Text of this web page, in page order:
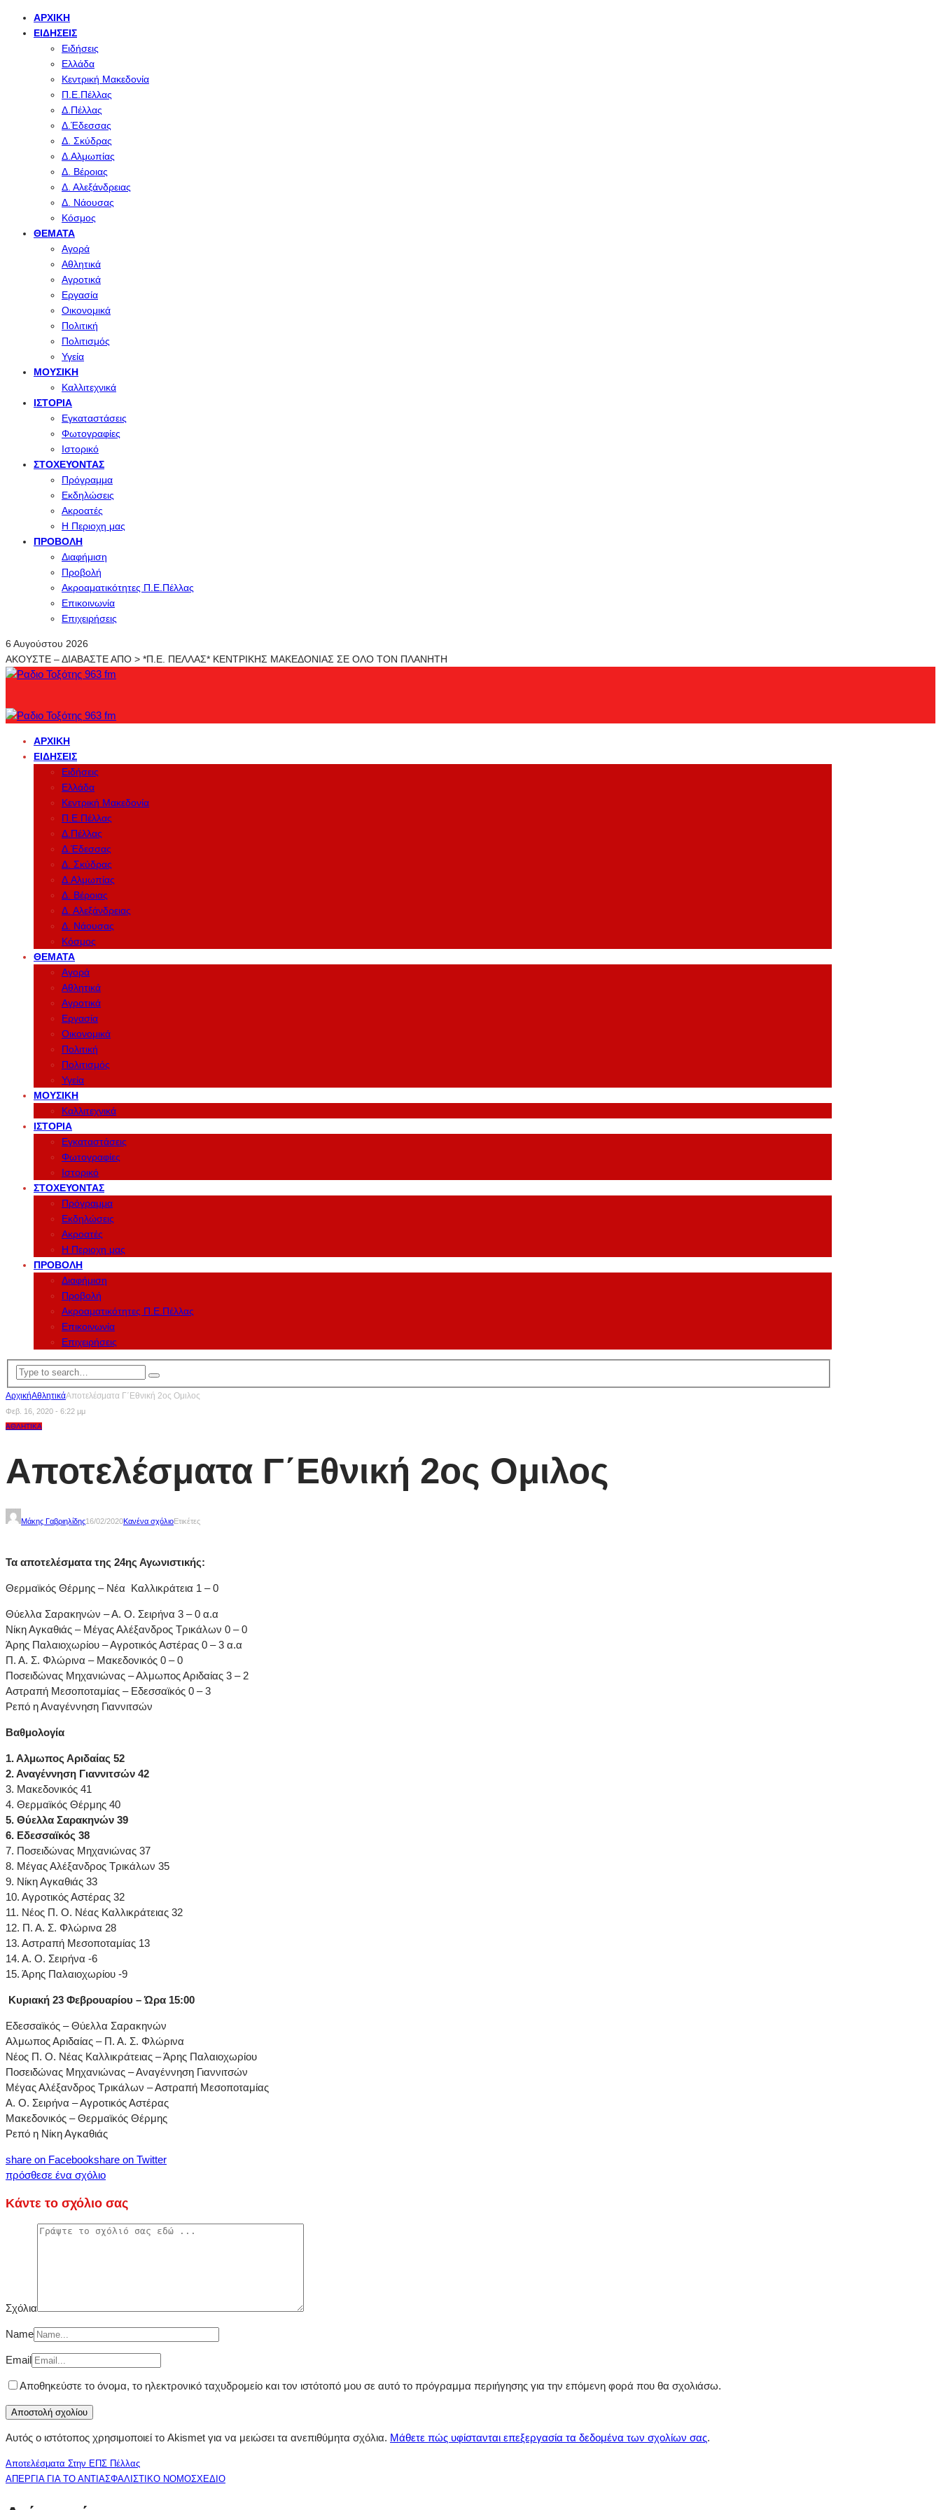
ΑΡΧΙΚΉ
ΕΙΔΉΣΕΙΣ
Ειδήσεις
Ελλάδα
Κεντρική Μακεδονία
Π.Ε.Πέλλας
Δ.Πέλλας
Δ.Έδεσσας
Δ. Σκύδρας
Δ.Αλμωπίας
Δ. Βέροιας
Δ. Αλεξάνδρειας
Δ. Νάουσας
Κόσμος
ΘΈΜΑΤΑ
Αγορά
Αθλητικά
Αγροτικά
Εργασία
Οικονομικά
Πολιτική
Πολιτισμός
Υγεία
ΜΟΥΣΙΚΉ
Καλλιτεχνικά
ΙΣΤΟΡΊΑ
Εγκαταστάσεις
Φωτογραφίες
Ιστορικό
ΣΤΟΧΕΎΟΝΤΑΣ
Πρόγραμμα
Εκδηλώσεις
Ακροατές
Η Περιοχη μας
ΠΡΟΒΟΛΉ
Διαφήμιση
Προβολή
Ακροαματικότητες Π.Ε.Πέλλας
Επικοινωνία
Επιχειρήσεις
6 Αυγούστου 2026
ΑΚΟΥΣΤΕ – ΔΙΑΒΑΣΤΕ ΑΠΟ > *Π.Ε. ΠΕΛΛΑΣ* ΚΕΝΤΡΙΚΗΣ ΜΑΚΕΔΟΝΙΑΣ ΣΕ ΟΛΟ ΤΟΝ ΠΛΑΝΗΤΗ
ΑΡΧΙΚΉ
ΕΙΔΉΣΕΙΣ
Ειδήσεις
Ελλάδα
Κεντρική Μακεδονία
Π.Ε.Πέλλας
Δ.Πέλλας
Δ.Έδεσσας
Δ. Σκύδρας
Δ.Αλμωπίας
Δ. Βέροιας
Δ. Αλεξάνδρειας
Δ. Νάουσας
Κόσμος
ΘΈΜΑΤΑ
Αγορά
Αθλητικά
Αγροτικά
Εργασία
Οικονομικά
Πολιτική
Πολιτισμός
Υγεία
ΜΟΥΣΙΚΉ
Καλλιτεχνικά
ΙΣΤΟΡΊΑ
Εγκαταστάσεις
Φωτογραφίες
Ιστορικό
ΣΤΟΧΕΎΟΝΤΑΣ
Πρόγραμμα
Εκδηλώσεις
Ακροατές
Η Περιοχη μας
ΠΡΟΒΟΛΉ
Διαφήμιση
Προβολή
Ακροαματικότητες Π.Ε.Πέλλας
Επικοινωνία
Επιχειρήσεις
ΑρχικήΑθλητικάΑποτελέσματα Γ΄Εθνική 2ος Ομιλος
Φεβ. 16, 2020 - 6:22 μμ
ΑΘΛΗΤΙΚΆ
Αποτελέσματα Γ΄Εθνική 2ος Ομιλος
Μάκης Γαβριηλίδης16/02/2020Κανένα σχόλιοΕτικέτες
Τα αποτελέσματα της 24ης Αγωνιστικής:
Θερμαϊκός Θέρμης – Νέα Καλλικράτεια 1 – 0
Θύελλα Σαρακηνών – Α. Ο. Σειρήνα 3 – 0 α.α
Νίκη Αγκαθιάς – Μέγας Αλέξανδρος Τρικάλων 0 – 0
Άρης Παλαιοχωρίου – Αγροτικός Αστέρας 0 – 3 α.α
Π. Α. Σ. Φλώρινα – Μακεδονικός 0 – 0
Ποσειδώνας Μηχανιώνας – Αλμωπος Αριδαίας 3 – 2
Αστραπή Μεσοποταμίας – Εδεσσαϊκός 0 – 3
Ρεπό η Αναγέννηση Γιαννιτσών
Βαθμολογία
1. Αλμωπος Αριδαίας 52
2. Αναγέννηση Γιαννιτσών 42
3. Μακεδονικός 41
4. Θερμαϊκός Θέρμης 40
5. Θύελλα Σαρακηνών 39
6. Εδεσσαϊκός 38
7. Ποσειδώνας Μηχανιώνας 37
8. Μέγας Αλέξανδρος Τρικάλων 35
9. Νίκη Αγκαθιάς 33
10. Αγροτικός Αστέρας 32
11. Νέος Π. Ο. Νέας Καλλικράτειας 32
12. Π. Α. Σ. Φλώρινα 28
13. Αστραπή Μεσοποταμίας 13
14. Α. Ο. Σειρήνα -6
15. Άρης Παλαιοχωρίου -9
Κυριακή 23 Φεβρουαρίου – Ώρα 15:00
Εδεσσαϊκός – Θύελλα Σαρακηνών
Αλμωπος Αριδαίας – Π. Α. Σ. Φλώρινα
Νέος Π. Ο. Νέας Καλλικράτειας – Άρης Παλαιοχωρίου
Ποσειδώνας Μηχανιώνας – Αναγέννηση Γιαννιτσών
Μέγας Αλέξανδρος Τρικάλων – Αστραπή Μεσοποταμίας
Α. Ο. Σειρήνα – Αγροτικός Αστέρας
Μακεδονικός – Θερμαϊκός Θέρμης
Ρεπό η Νίκη Αγκαθιάς
share on Facebookshare on Twitter
πρόσθεσε ένα σχόλιο
Κάντε το σχόλιο σας
Σχόλια
Name
Email
Αποθηκεύστε το όνομα, το ηλεκτρονικό ταχυδρομείο και τον ιστότοπό μου σε αυτό το πρόγραμμα περιήγησης για την επόμενη φορά που θα σχολιάσω.
Αυτός ο ιστότοπος χρησιμοποιεί το Akismet για να μειώσει τα ανεπιθύμητα σχόλια. Μάθετε πώς υφίστανται επεξεργασία τα δεδομένα των σχολίων σας.
Αποτελέσματα Στην ΕΠΣ Πέλλας
ΑΠΕΡΓΙΑ ΓΙΑ ΤΟ ΑΝΤΙΑΣΦΑΛΙΣΤΙΚΟ ΝΟΜΟΣΧΕΔΙΟ